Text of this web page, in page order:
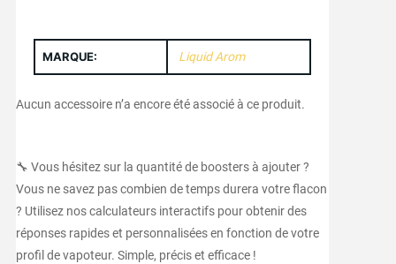
MARQUE: Liquid Arom
Aucun accessoire n’a encore été associé à ce produit.
🔧 Vous hésitez sur la quantité de boosters à ajouter ?
Vous ne savez pas combien de temps durera votre flacon
? Utilisez nos calculateurs interactifs pour obtenir des
réponses rapides et personnalisées en fonction de votre
profil de vapoteur. Simple, précis et efficace !